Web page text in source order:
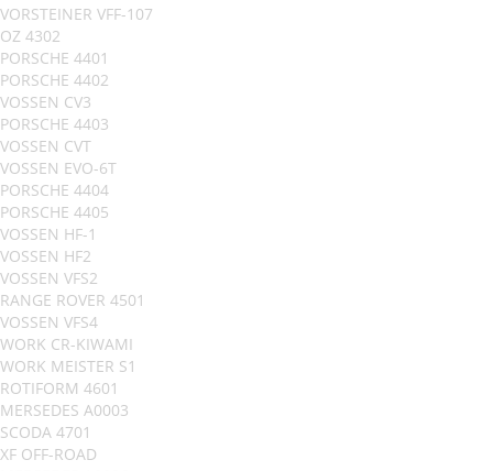
VORSTEINER VFF-107
OZ 4302
PORSCHE 4401
PORSCHE 4402
VOSSEN CV3
PORSCHE 4403
VOSSEN CVT
VOSSEN EVO-6T
PORSCHE 4404
PORSCHE 4405
VOSSEN HF-1
VOSSEN HF2
VOSSEN VFS2
RANGE ROVER 4501
VOSSEN VFS4
WORK CR-KIWAMI
WORK MEISTER S1
ROTIFORM 4601
MERSEDES A0003
SCODA 4701
XF OFF-ROAD